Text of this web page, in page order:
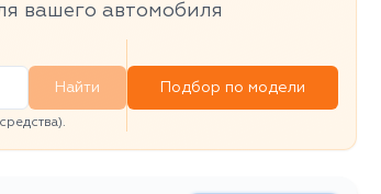
вашего автомобиля
Найти Подбор по модели